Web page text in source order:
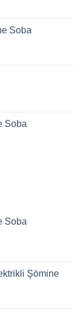
Soba
Soba
Soba
Şömine